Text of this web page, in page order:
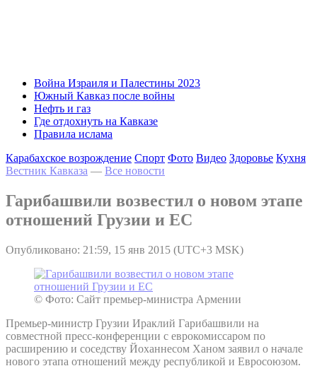
Война Израиля и Палестины 2023
Южный Кавказ после войны
Нефть и газ
Где отдохнуть на Кавказе
Правила ислама
Карабахское возрождение Спорт Фото Видео Здоровье Кухня
Вестник Кавказа — Все новости
Гарибашвили возвестил о новом этапе
отношений Грузии и ЕС
Опубликовано: 21:59, 15 янв 2015 (UTC+3 MSK)
© Фото: Сайт премьер-министра Армении
Премьер-министр Грузии Ираклий Гарибашвили на
совместной пресс-конференции с еврокомиссаром по
расширению и соседству Йоханнесом Ханом заявил о начале
нового этапа отношений между республикой и Евросоюзом.